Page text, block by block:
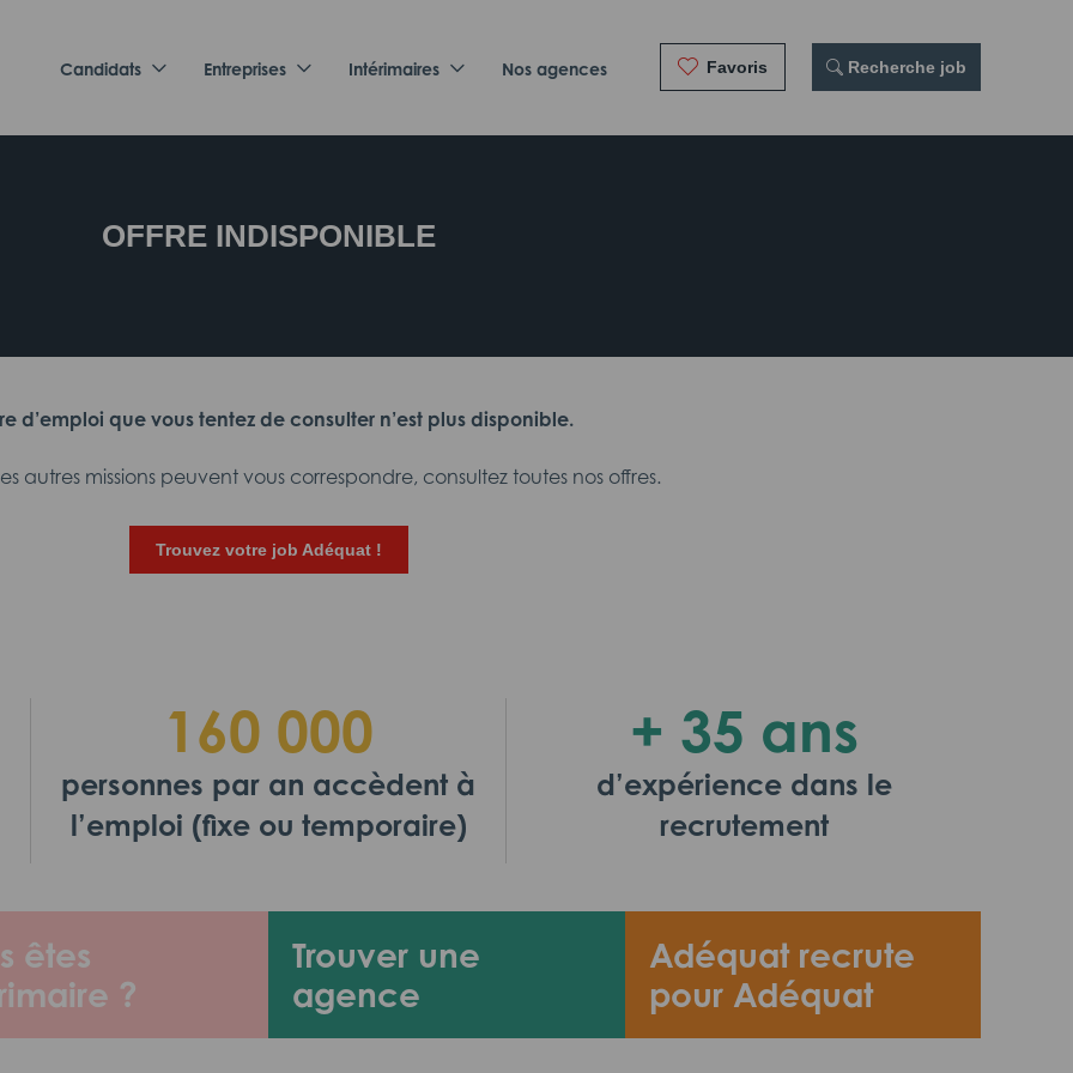
Candidats Entreprises Intérimaires Nos agences Favoris Recherche job
OFFRE INDISPONIBLE
d’emploi que vous tentez de consulter n’est plus disponible.
autres missions peuvent vous correspondre, consultez toutes nos offres.
Trouvez votre job Adéquat !
êtes
?
Trouver une
agence
Adéquat recrute
pour Adéquat
160 000
personnes par an accèdent à
l’emploi (fixe ou temporaire)
+ 35 ans
d’expérience dans le
recrutement